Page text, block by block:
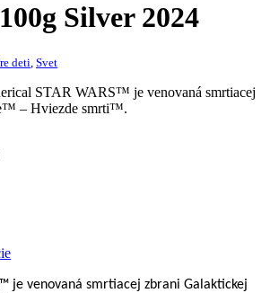
Silver 2024
deti Svet
STAR WARS™ je venovaná smrtiacej
– Hviezde smrti™.
je venovaná smrtiacej zbrani Galaktickej